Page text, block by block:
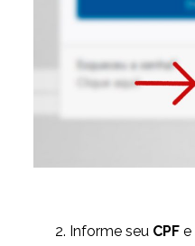
Informe seu CPF e